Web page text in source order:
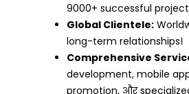
9000+ successful
Global Clientele:
long-term relationships।
Comprehensive
development, mobile
promotion, और